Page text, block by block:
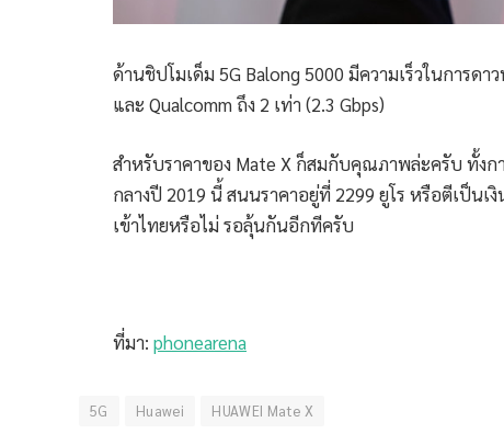
ด้านชิปโมเด็ม 5G Balong 5000 มีความเร็วในการดา
และ Qualcomm ถึง 2 เท่า (2.3 Gbps)
สำหรับราคาของ Mate X ก็สมกับคุณภาพล่ะครับ ทั้งก
กลางปี 2019 นี้ สนนราคาอยู่ที่ 2299 ยูโร หรือตีเป็น
เข้าไทยหรือไม่ รอลุ้นกันอีกทีครับ
ที่มา: phonearena
5G Huawei HUAWEI Mate X